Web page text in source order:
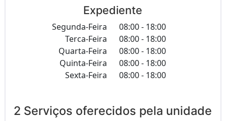
Expediente
Segunda-Feira
08:00 - 18:00
Terca-Feira
08:00 - 18:00
Quarta-Feira
08:00 - 18:00
Quinta-Feira
08:00 - 18:00
Sexta-Feira
08:00 - 18:00
2 Serviços oferecidos pela unidade